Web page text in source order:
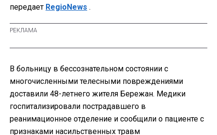
передает RegioNews .
В больницу в бессознательном состоянии с
многочисленными телесными повреждениями
доставили 48-летнего жителя Бережан. Медики
госпитализировали пострадавшего в
реанимационное отделение и сообщили о пациенте с
признаками насильственных травм